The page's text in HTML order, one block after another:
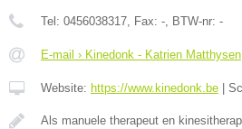
Tel: 0456038317, Fax: -, BTW-nr: -
E-mail › Kinedonk - Katrien Matthysen
Website: https://www.kinedonk.be
Als manuele therapeut en